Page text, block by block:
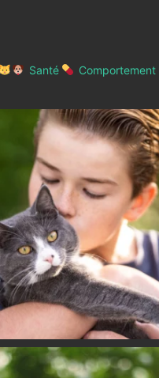
Santé Comportement